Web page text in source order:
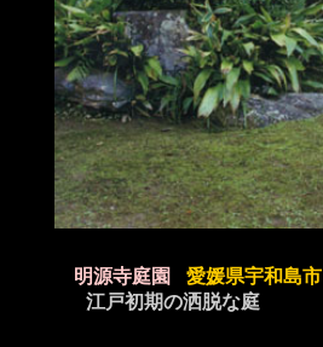
明源寺庭園
愛媛県宇和島市
江戸初期の洒脱な庭